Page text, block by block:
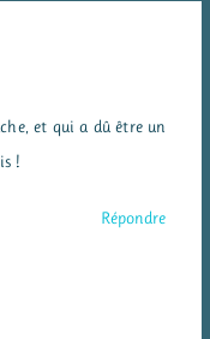
et qui a dû être un
!
Répondre